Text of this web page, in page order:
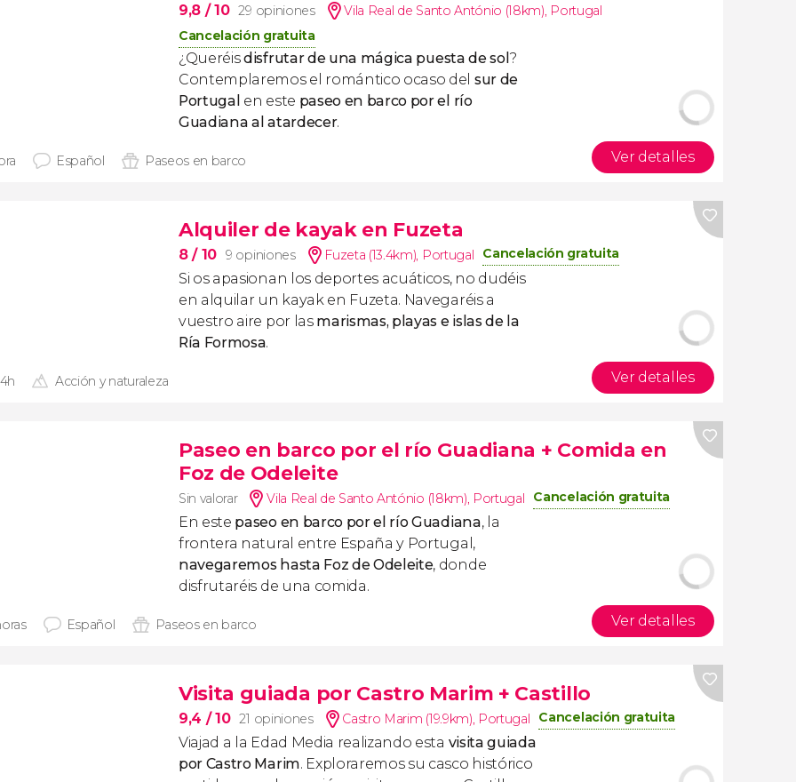
9,8 / 10 29 opiniones Vila Real de Santo António (18km), Portugal
Cancelación gratuita
¿Queréisdisfrutar de una mágica puesta de sol ?
Contemplaremos el romántico ocaso del sur de
Portugal en este paseo en barco por el río
Guadiana al atardecer.
Español Paseos en barco Ver detalles
Alquiler de kayak en Fuzeta
8/ 10 9 opiniones Fuzeta (13.4km), Portugal Cancelación gratuita
Si os apasionan los deportes acuáticos, no dudéis
en alquilar un kayak en Fuzeta. Navegaréis a
vuestro aire por las marismas, playas e islas de la
Ría Formosa.
Acción y naturaleza Ver detalles
Paseo en barco por el río Guadiana + Comida en
Foz de Odeleite
Sin valorar Vila Real de Santo António (18km), Portugal Cancelación gratuita
En este paseo en barco por el río Guadiana, la
frontera natural entre España y Portugal,
navegaremos hasta Foz de Odeleite, donde
disfrutaréis de una comida.
Español Paseos en barco Ver detalles
Visita guiada por Castro Marim + Castillo
9,4 / 10 21 opiniones Castro Marim (19.9km), Portugal Cancelación gratuita
Viajad a la Edad Media realizando esta visita guiada
por Castro Marim. Exploraremos su casco histórico